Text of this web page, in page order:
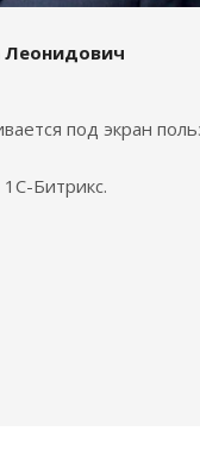
Леонидович
под экран
Битрикс.